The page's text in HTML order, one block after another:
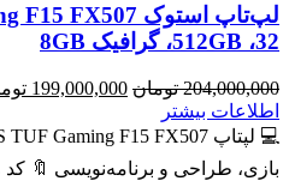
32، 512GB، گرافیک 8GB
204,000,000 تومان قیمت
199,000,000
اطلاعات بیشتر
بازی، طراحی و برنامه‌نویسی 🔖 کد